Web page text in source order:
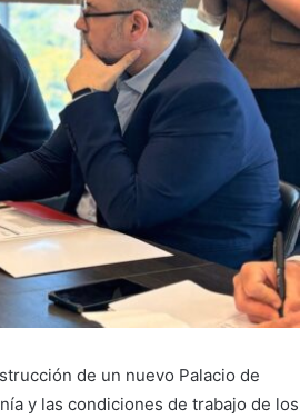
de un nuevo Palacio de
y las condiciones de trabajo de los